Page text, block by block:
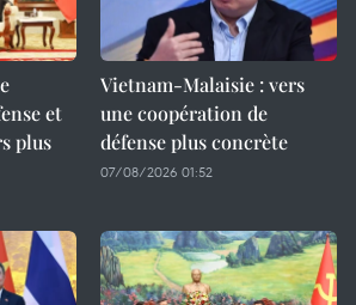
et
plus
Vietnam-Malaisie : vers
une coopération de
défense plus concrète
07/08/2026 01:52